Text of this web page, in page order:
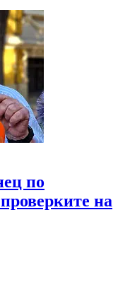
по
на